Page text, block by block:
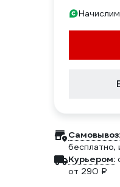
Самовывоз:
бесплатно,
Курьером:
от 290 ₽